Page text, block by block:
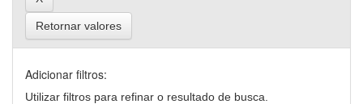
Retornar valores
Adicionar filtros:
Utilizar filtros para refinar o resultado de busca.